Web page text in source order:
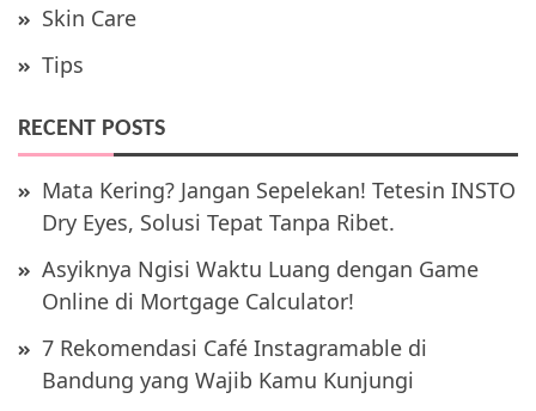
Skin Care
Tips
RECENT POSTS
Mata Kering? Jangan Sepelekan! Tetesin INSTO
Dry Eyes, Solusi Tepat Tanpa Ribet.
Asyiknya Ngisi Waktu Luang dengan Game
Online di Mortgage Calculator!
7 Rekomendasi Café Instagramable di
Bandung yang Wajib Kamu Kunjungi